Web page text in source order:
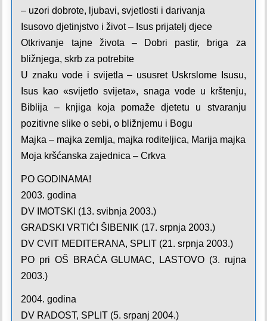
– uzori dobrote, ljubavi, svjetlosti i darivanja
Isusovo djetinjstvo i život – Isus prijatelj djece
Otkrivanje tajne života – Dobri pastir, briga za
bližnjega, skrb za potrebite
U znaku vode i svijetla – ususret Uskrslome Isusu,
Isus kao «svijetlo svijeta», snaga vode u krštenju,
Biblija – knjiga koja pomaže djetetu u stvaranju
pozitivne slike o sebi, o bližnjemu i Bogu
Majka – majka zemlja, majka roditeljica, Marija majka
Moja kršćanska zajednica – Crkva
PO GODINAMA!
2003. godina
DV IMOTSKI (13. svibnja 2003.)
GRADSKI VRTIĆI ŠIBENIK (17. srpnja 2003.)
DV CVIT MEDITERANA, SPLIT (21. srpnja 2003.)
PO pri OŠ BRAĆA GLUMAC, LASTOVO (3. rujna
2003.)
2004. godina
DV RADOST, SPLIT (5. srpanj 2004.)